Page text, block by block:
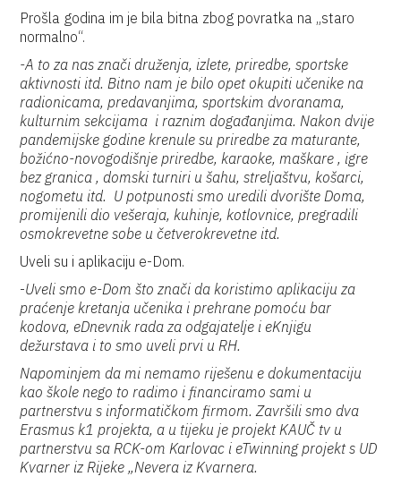
Prošla godina im je bila bitna zbog povratka na „staro
normalno“.
-A to za nas znači druženja, izlete, priredbe, sportske
aktivnosti itd. Bitno nam je bilo opet okupiti učenike na
radionicama, predavanjima, sportskim dvoranama,
kulturnim sekcijama i raznim događanjima. Nakon dvije
pandemijske godine krenule su priredbe za maturante,
božićno-novogodišnje priredbe, karaoke, maškare , igre
bez granica , domski turniri u šahu, streljaštvu, košarci,
nogometu itd. U potpunosti smo uredili dvorište Doma,
promijenili dio vešeraja, kuhinje, kotlovnice, pregradili
osmokrevetne sobe u četverokrevetne itd.
Uveli su i aplikaciju e-Dom.
-Uveli smo e-Dom što znači da koristimo aplikaciju za
praćenje kretanja učenika i prehrane pomoću bar
kodova, eDnevnik rada za odgajatelje i eKnjigu
dežurstava i to smo uveli prvi u RH.
Napominjem da mi nemamo riješenu e dokumentaciju
kao škole nego to radimo i financiramo sami u
partnerstvu s informatičkom firmom. Završili smo dva
Erasmus k1 projekta, a u tijeku je projekt KAUČ tv u
partnerstvu sa RCK-om Karlovac i eTwinning projekt s UD
Kvarner iz Rijeke „Nevera iz Kvarnera.